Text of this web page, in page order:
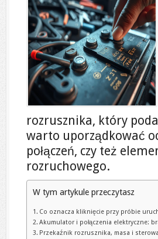
rozrusznika, który
warto uporządkować
połączeń, czy też
rozruchowego.
W tym artykule przeczytasz
Co oznacza kliknięcie przy próbie
Akumulator i połączenia elektryczne:
Przekaźnik rozrusznika, masa i